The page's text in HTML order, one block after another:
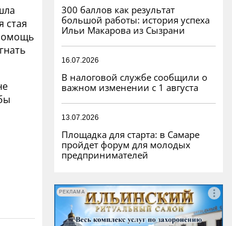
стая
300 баллов как результат
большой работы: история успеха
Ильи Макарова из Сызрани
16.07.2026
В налоговой службе сообщили о
важном изменении с 1 августа
13.07.2026
Площадка для старта: в Самаре
пройдет форум для молодых
предпринимателей
РЕКЛАМА